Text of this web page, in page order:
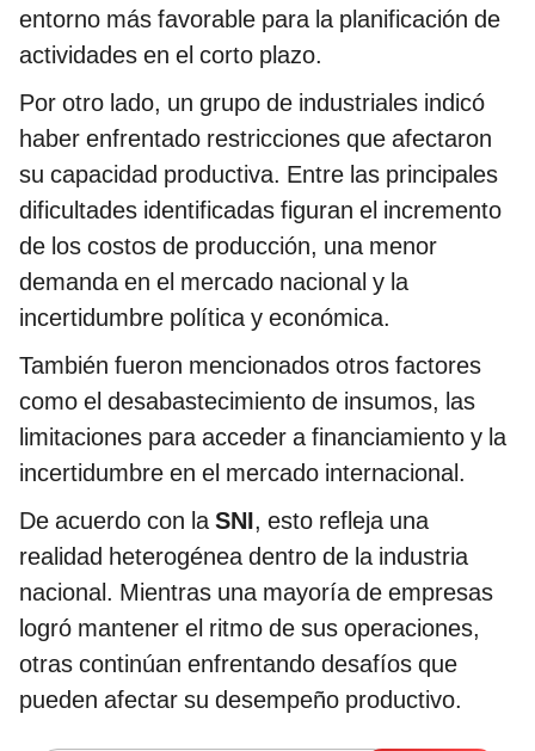
entorno más favorable para la planificación de
actividades en el corto plazo.
Por otro lado, un grupo de industriales indicó
haber enfrentado restricciones que afectaron
su capacidad productiva. Entre las principales
dificultades identificadas figuran el incremento
de los costos de producción, una menor
demanda en el mercado nacional y la
incertidumbre política y económica.
También fueron mencionados otros factores
como el desabastecimiento de insumos, las
limitaciones para acceder a financiamiento y la
incertidumbre en el mercado internacional.
De acuerdo con laSNI, esto refleja una
realidad heterogénea dentro de la industria
nacional. Mientras una mayoría de empresas
logró mantener el ritmo de sus operaciones,
otras continúan enfrentando desafíos que
pueden afectar su desempeño productivo.